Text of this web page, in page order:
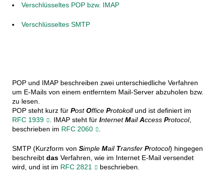
Verschlüsseltes POP bzw. IMAP
Verschlüsseltes SMTP
POP und IMAP beschreiben zwei unterschiedliche Verfahren
um E-Mails von einem entferntem Mail-Server abzuholen bzw.
zu lesen.
POP steht kurz für PostOffice Protokollund ist definiert im
RFC 1939
. IMAP steht für InternetMailAccess Protocol,
beschrieben im RFC 2060
SMTP (Kurzform von Simple Mail Transfer Protocol) hingegen
beschreibt dasVerfahren, wie im Internet E-Mail versendet
wird, und ist im RFC 2821 beschrieben.